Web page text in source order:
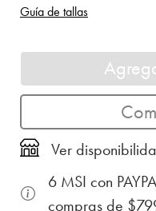
Guía de tallas
Ver
6 MSI con
compras de